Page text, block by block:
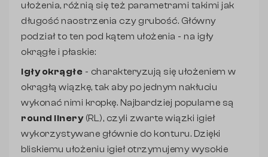
ułożenia, różnią się też parametrami takimi jak
długość naostrzenia czy grubość. Główny
podział to ten pod kątem ułożenia - na igły
okrągłe i płaskie:
igły okrągłe - charakteryzują się ułożeniem w
okrągłą wiązkę, tak aby po jednym nakłuciu
wykonać nimi kropkę. Najbardziej popularne są
round linery(RL), czyli zwarte wiązki igieł
wykorzystywane głównie do konturu. Dzięki
bliskiemu ułożeniu igieł otrzymujemy wysokie